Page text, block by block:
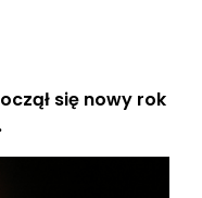
się nowy rok